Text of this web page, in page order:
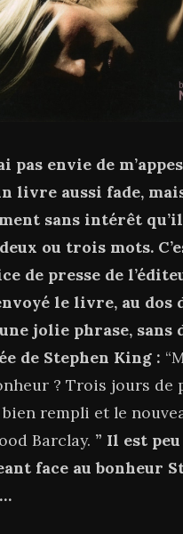
pas envie de
livre aussi fade,
sans intérêt
ou trois mots.
de presse de
le livre, au dos
jolie phrase, sans
de Stephen King :
? Trois jours de
rempli et le
Barclay. ” Il est peu
face au bonheur